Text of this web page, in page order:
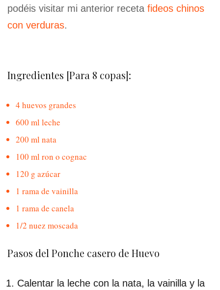
podéis visitar mi anterior receta fideos chinos
con verduras.
Ingredientes [Para 8 copas]:
4 huevos grandes
600 ml leche
200 ml nata
100 ml ron o cognac
120 g azúcar
1 rama de vainilla
1 rama de canela
1/2 nuez moscada
Pasos del Ponche casero de Huevo
Calentar la leche con la nata, la vainilla y la